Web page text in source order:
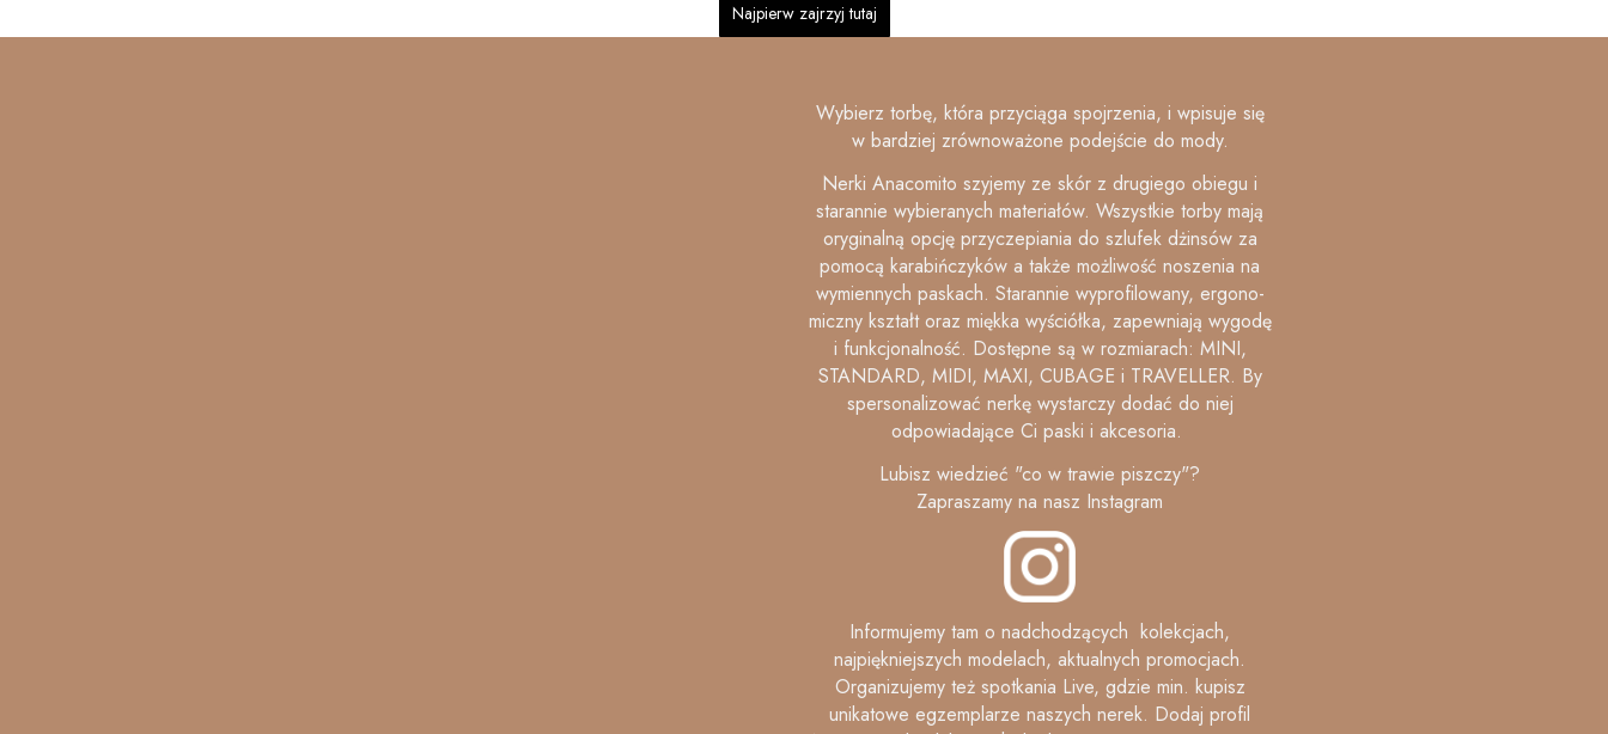
Najpierw zajrzyj tutaj
Wybierz torbę, która przyciąga spojrzenia, i wpisuje się
w bardziej zrównoważone podejście do mody.
Nerki Anacomito szyjemy ze skór z drugiego obiegu i
starannie wybieranych materiałów. Wszystkie torby mają
ory­gi­nal­ną op­cję przy­cze­pia­nia­ do szlu­fek dżin­sów za
pomocą karabińczyków a także możliwość noszenia na
wymiennych paskach. Starannie wyprofilowany, er­go­no­
micz­ny kształt oraz miękka wyściółka, za­pew­niają wy­go­dę
i funkcjo­nal­ność. Dostępne są w rozmiarach: MINI,
STANDARD, MIDI, MAXI, CUBAGE i TRAVELLER. By
spersonalizować nerkę wystarczy dodać do niej
odpowiadające Ci paski i akcesoria.
Lubisz wiedzieć "co w trawie piszczy"?
Zapraszamy na nasz Instagram
Informujemy tam o nadchodzących kolekcjach,
najpiękniejszych modelach, aktualnych promocjach.
Organizujemy też spotkania Live, gdzie min. kupisz
unikatowe egzemplarze naszych nerek. Dodaj profil